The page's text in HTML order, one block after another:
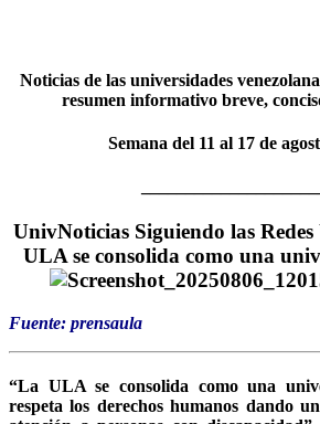
Noticias de las universidades
resumen informativo breve,
Semana del 11 al 17 de
UnivNoticias Siguiendo las
ULA se consolida como una
Fuente: prensaula
“La ULA se consolida como una
respeta los derechos humanos dando